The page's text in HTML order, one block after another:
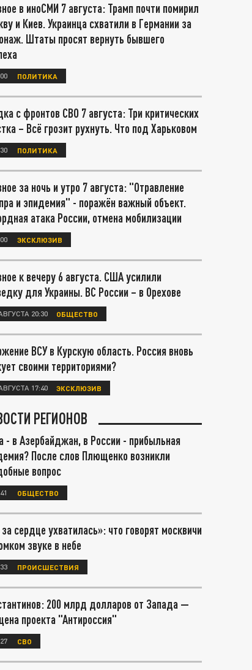
в иноСМИ 7 августа: Трамп почти помирил
и Киев. Украинца схватили в Германии за
Штаты просят вернуть бывшего
ПОЛИТИКА
с фронтов СВО 7 августа: Три критических
– Всё грозит рухнуть. Что под Харьковом
ПОЛИТИКА
за ночь и утро 7 августа: "Отравление
и эпидемия" - поражён важный объект.
атака России, отмена мобилизации
ЭКСКЛЮЗИВ
к вечеру 6 августа. США усилили
для Украины. ВС России – в Орехове
20:30 ОБЩЕСТВО
ВСУ в Курскую область. Россия вновь
своими территориями?
17:40 ЭКСКЛЮЗИВ
РЕГИОНОВ
- в Азербайджан, в России - прибыльная
После слов Плющенко возникли
вопрос
ОБЩЕСТВО
сердце ухватилась»: что говорят москвичи
звуке в небе
ПРОИСШЕСТВИЯ
200 млрд долларов от Запада —
проекта "Антироссия"
СВО